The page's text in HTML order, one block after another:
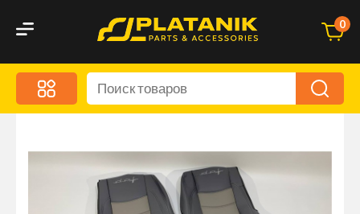
0
Меню
Акционные предложения
Дорожная кухня
Автохимия и уход